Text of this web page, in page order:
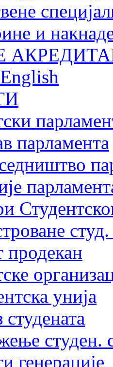
и
парламента
продекан
унија
студената
студен.
генерације